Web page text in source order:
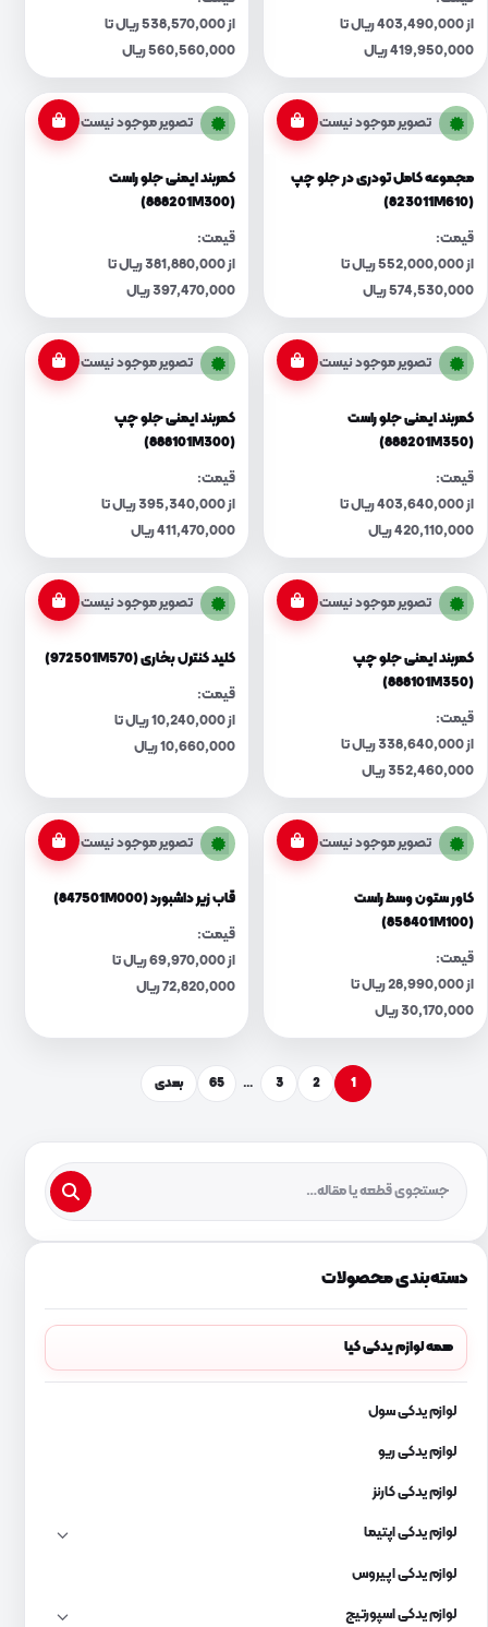
از 403,490,000 ریال تا
419,950,000 ریال
از 538,570,000 ریال تا
560,560,000 ریال
تصویر موجود نیست
مجموعه کامل تودری در جلو چپ
(823011M610)
قیمت:
از 552,000,000 ریال تا
574,530,000 ریال
تصویر موجود نیست
کمربند ایمنی جلو راست
(888201M300)
قیمت:
از 381,880,000 ریال تا
397,470,000 ریال
تصویر موجود نیست
کمربند ایمنی جلو راست
(888201M350)
قیمت:
از 403,640,000 ریال تا
420,110,000 ریال
تصویر موجود نیست
کمربند ایمنی جلو چپ
(888101M300)
قیمت:
از 395,340,000 ریال تا
411,470,000 ریال
تصویر موجود نیست
کمربند ایمنی جلو چپ
(888101M350)
قیمت:
از 338,640,000 ریال تا
352,460,000 ریال
تصویر موجود نیست
کلید کنترل بخاری (972501M570)
قیمت:
از 10,240,000 ریال تا
10,660,000 ریال
تصویر موجود نیست
کاور ستون وسط راست
(858401M100)
قیمت:
از 28,990,000 ریال تا
30,170,000 ریال
تصویر موجود نیست
قاب زیر داشبورد (847501M000)
قیمت:
از 69,970,000 ریال تا
72,820,000 ریال
1
2
3
…
65 بعدی
دسته‌بندی محصولات
همه لوازم یدکی کیا
لوازم یدکی سول
لوازم یدکی ریو
لوازم یدکی کارنز
لوازم یدکی اپتیما
لوازم یدکی اپیروس
لوازم یدکی اسپورتیج